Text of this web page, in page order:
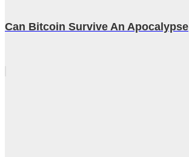
Can Bitcoin Survive An Apocalypse